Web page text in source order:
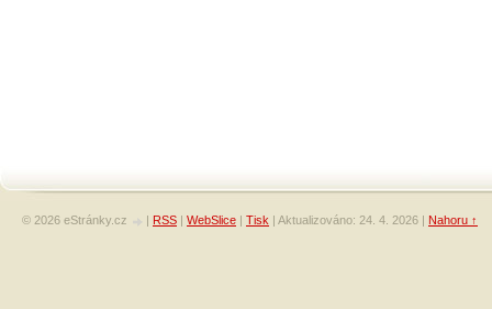
© 2026 eStránky.cz | RSS | WebSlice | Tisk | Aktualizováno: 24. 4. 2026 | Nahoru ↑